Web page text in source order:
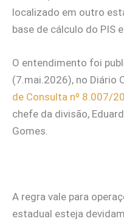
localizado em outro
base de cálculo do PIS
O entendimento foi
(7.mai.2026), no Diário
de Consulta nº 8.007/
chefe da divisão,
Gomes.
A regra vale para
estadual esteja